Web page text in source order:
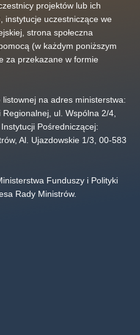
projektów lub ich
instytucje uczestniczące we
strona społeczna
(w każdym poniższym
za przekazane w formie
na adres ministerstwa:
ul. Wspólna 2/4,
Pośredniczącej:
Al. Ujazdowskie 1/3, 00-583
Funduszy i Polityki
Rady Ministrów.